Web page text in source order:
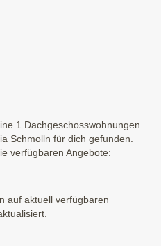
1 Dachgeschosswohnungen
Schmolln für dich gefunden.
verfügbaren Angebote:
auf aktuell verfügbaren